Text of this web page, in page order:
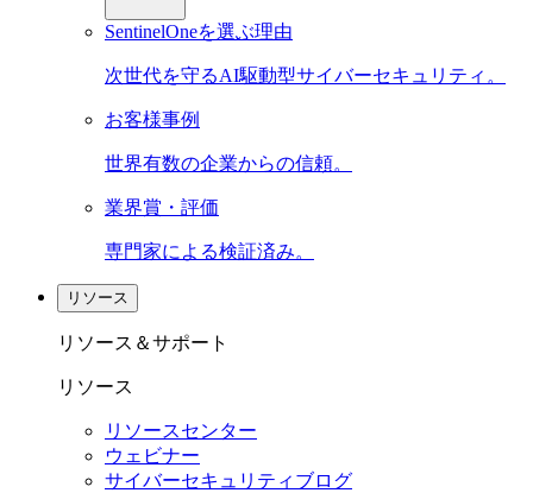
SentinelOneを選ぶ理由
次世代を守るAI駆動型サイバーセキュリティ。
お客様事例
世界有数の企業からの信頼。
業界賞・評価
専門家による検証済み。
リソース
リソース＆サポート
リソース
リソースセンター
ウェビナー
サイバーセキュリティブログ